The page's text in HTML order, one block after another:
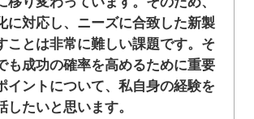
に対応し、ニーズに合致した新製
ことは非常に難しい課題です。そ
も成功の確率を高めるために重要
イントについて、私自身の経験を
したいと思います。